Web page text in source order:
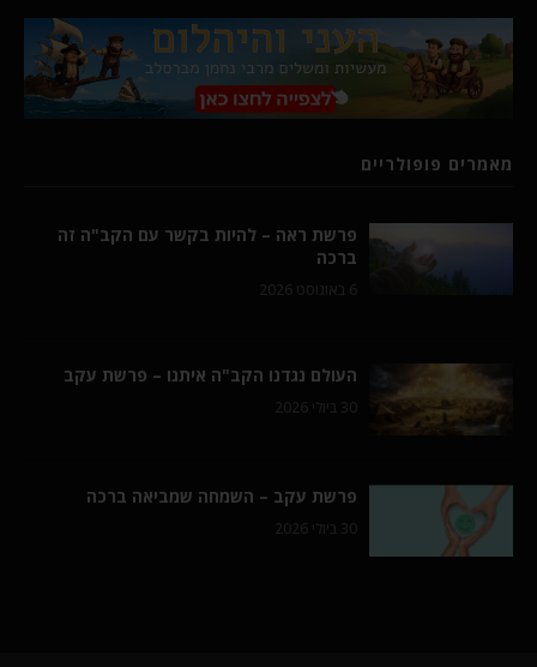
מאמרים פופולריים
פרשת ראה – להיות בקשר עם הקב"ה זה
ברכה
6 באוגוסט 2026
העולם נגדנו הקב"ה איתנו – פרשת עקב
30 ביולי 2026
פרשת עקב – השמחה שמביאה ברכה
30 ביולי 2026